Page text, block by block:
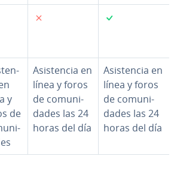
y
de
Asi­s­te­n­cia en
línea y foros
de co­mu­ni­
da­des las 24
horas del día
Asi­s­te­n­cia en
línea y foros
de co­mu­ni­
da­des las 24
horas del día